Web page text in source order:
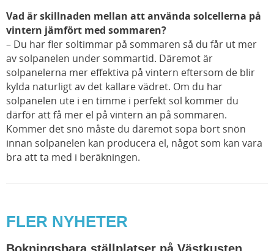
Vad är skillnaden mellan att använda solcellerna på
vintern jämfört med sommaren?
– Du har fler soltimmar på sommaren så du får ut mer
av solpanelen under sommartid. Däremot är
solpanelerna mer effektiva på vintern eftersom de blir
kylda naturligt av det kallare vädret. Om du har
solpanelen ute i en timme i perfekt sol kommer du
därför att få mer el på vintern än på sommaren.
Kommer det snö måste du däremot sopa bort snön
innan solpanelen kan producera el, något som kan vara
bra att ta med i beräkningen.
FLER NYHETER